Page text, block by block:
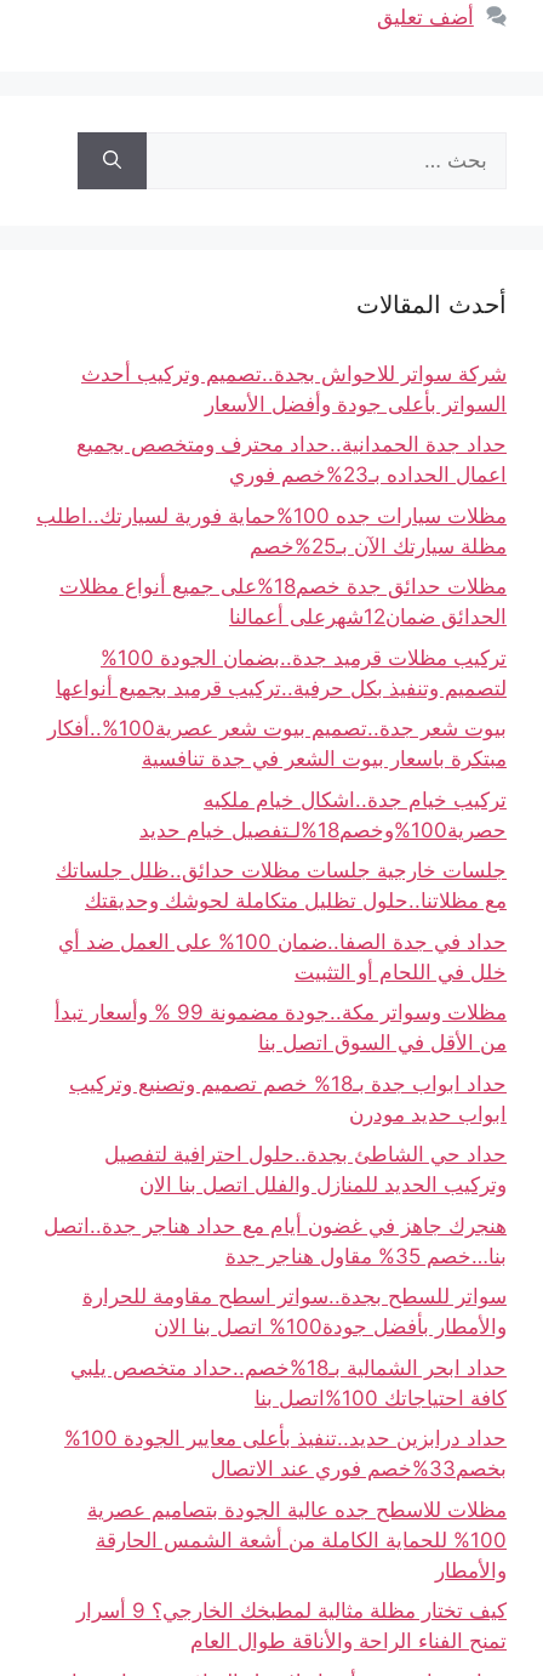
أضف تعليق
أحدث المقالات
شركة سواتر للاحواش بجدة..تصميم وتركيب أحدث
السواتر بأعلى جودة وأفضل الأسعار
حداد جدة الحمدانية..حداد محترف ومتخصص بجميع
اعمال الحداده بـ23%خصم فوري
مظلات سيارات جده 100%حماية فورية لسيارتك..اطلب
مظلة سيارتك الآن بـ25%خصم
مظلات حدائق جدة خصم18%على جميع أنواع مظلات
الحدائق ضمان12شهرعلى أعمالنا
تركيب مظلات قرميد جدة..بضمان الجودة 100%
لتصميم وتنفيذ بكل حرفية..تركيب قرميد بجميع أنواعها
بيوت شعر جدة..تصميم بيوت شعر عصرية100%..أفكار
مبتكرة باسعار بيوت الشعر في جدة تنافسية
تركيب خيام جدة..اشكال خيام ملكيه
حصرية100%وخصم18%لـتفصيل خيام حديد
جلسات خارجية جلسات مظلات حدائق..ظلل جلساتك
مع مظلاتنا..حلول تظليل متكاملة لحوشك وحديقتك
حداد في جدة الصفا..ضمان 100% على العمل ضد أي
خلل في اللحام أو التثبيت
مظلات وسواتر مكة..جودة مضمونة 99 % وأسعار تبدأ
من الأقل في السوق اتصل بنا
حداد ابواب جدة بـ18% خصم تصميم وتصنيع وتركيب
ابواب حديد مودرن
حداد حي الشاطئ بجدة..حلول احترافية لتفصيل
وتركيب الحديد للمنازل والفلل اتصل بنا الان
هنجرك جاهز في غضون أيام مع حداد هناجر جدة..اتصل
بنا…خصم 35% مقاول هناجر جدة
سواتر للسطح بجدة..سواتر اسطح مقاومة للحرارة
والأمطار بأفضل جودة100% اتصل بنا الان
حداد ابحر الشمالية بـ18%خصم..حداد متخصص يلبي
كافة احتياجاتك 100%اتصل بنا
حداد درابزين حديد..تنفيذ بأعلى معايير الجودة 100%
بخصم33%خصم فوري عند الاتصال
مظلات للاسطح جده عالية الجودة بتصاميم عصرية
100% للحماية الكاملة من أشعة الشمس الحارقة
والأمطار
كيف تختار مظلة مثالية لمطبخك الخارجي؟ 9 أسرار
تمنح الفناء الراحة والأناقة طوال العام